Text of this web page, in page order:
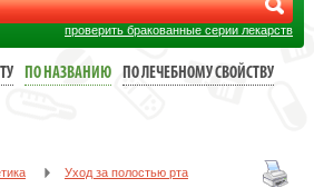
проверить бракованные серии лекарств
ПО НАЗВАНИЮ
ПО ЛЕЧЕБНОМУ СВОЙСТВУ
Уход за полостью рта